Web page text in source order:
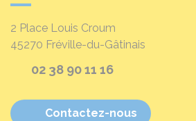
2 Place Louis Croum
45270 Fréville-du-Gâtinais
02 38 90 11 16
Contactez-nous